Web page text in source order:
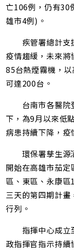
亡106例，仍有30
雄市4例)。
疾管署總計支
疫情趨緩，未來
85台熱煙霧機，
可達200台。
台南市各醫院
下，為9月以來低
病患持續下降，疫
環保署孳生源
開始在高雄市茄
區、東區、永康
三天的第四期計
行列。
指揮中心成立
政指揮官指示持